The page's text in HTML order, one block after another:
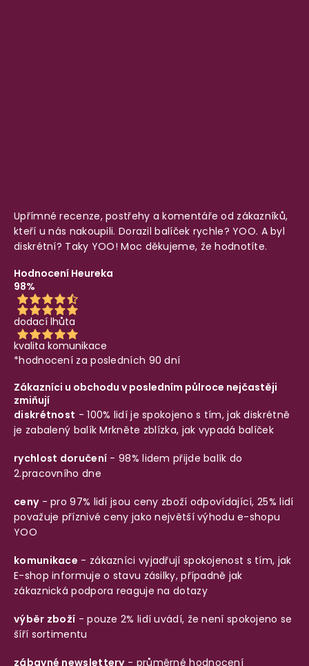
Upřímné recenze, postřehy a komentáře od zákazníků,
kteří u nás nakoupili. Dorazil balíček rychle? YOO. A byl
diskrétní? Taky YOO! Moc děkujeme, že hodnotíte.
Hodnocení Heureka
98%
dodací lhůta
kvalita komunikace
*hodnocení za posledních 90 dní
Zákazníci u obchodu v posledním půlroce nejčastěji
zmiňují
diskrétnost - 100% lidí je spokojeno s tím, jak diskrétně
je zabalený balíkMrkněte zblízka, jak vypadá balíček
rychlost doručení - 98% lidem přijde balík do
2.pracovního dne
ceny- pro 97% lidí jsou ceny zboží odpovídající, 25% lidí
považuje příznivé ceny jako největší výhodu e-shopu
YOO
komunikace - zákazníci vyjadřují spokojenost s tím, jak
E-shop informuje o stavu zásilky, případně jak
zákaznická podpora reaguje na dotazy
výběr zboží - pouze 2% lidí uvádí, že není spokojeno se
šíří sortimentu
zábavné newslettery- průměrné hodnocení